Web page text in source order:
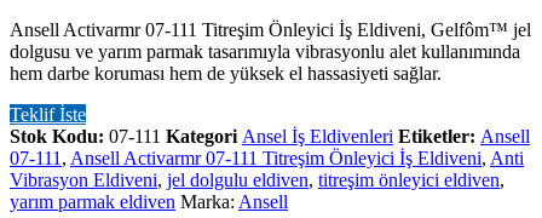
Ansell Activarmr 07-111 Titreşim Önleyici İş Eldiveni, Gelfôm™ jel
dolgusu ve yarım parmak tasarımıyla vibrasyonlu alet kullanımında
hem darbe koruması hem de yüksek el hassasiyeti sağlar.
Teklif İste
Stok Kodu: 07-111 Kategori Ansel İş Eldivenleri Etiketler: Ansell
07-111 , Ansell Activarmr 07-111 Titreşim Önleyici İş Eldiveni, Anti
Vibrasyon Eldiveni, jel dolgulu eldiven, titreşim önleyici eldiven,
yarım parmak eldiven Marka: Ansell